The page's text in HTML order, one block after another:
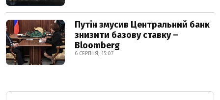
Путін змусив Центральний банк
знизити базову ставку –
Bloomberg
6 СЕРПНЯ, 15:07